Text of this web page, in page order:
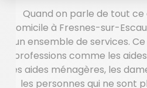
Quand on parle de tout ce
domicile à Fresnes-sur-
un ensemble de services.
professions comme les
les aides ménagères, les
les personnes qui ne sont